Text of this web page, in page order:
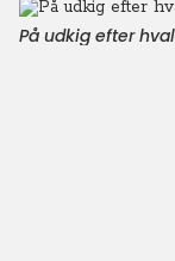
På udkig efter